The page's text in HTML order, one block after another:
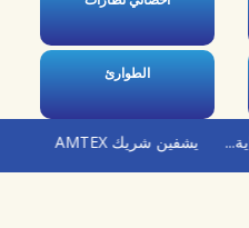
الطوارئ
يشفين شريك AMTEX